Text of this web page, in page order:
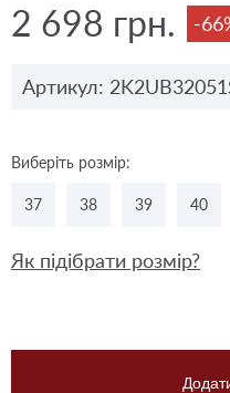
2 698 грн. -
Артикул:
Виберіть розмір:
37 38 39 40
Як підібрати розмір?